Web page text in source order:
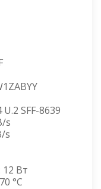
SFF-8639
s
s
Вт
°C